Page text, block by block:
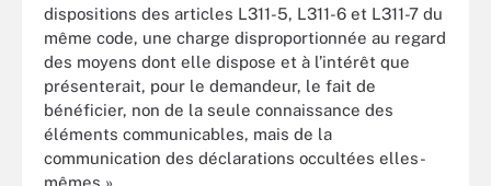
dispositions des articles L311-5, L311-6 et L311-7 du
même code, une charge disproportionnée au regard
des moyens dont elle dispose et à l’intérêt que
présenterait, pour le demandeur, le fait de
bénéficier, non de la seule connaissance des
éléments communicables, mais de la
communication des déclarations occultées elles-
mêmes ».